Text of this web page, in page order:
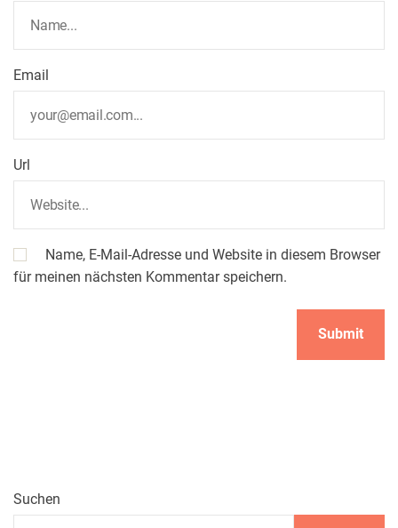
Email
Url
Name, E-Mail-Adresse und Website in diesem Browser
für meinen nächsten Kommentar speichern.
Suchen